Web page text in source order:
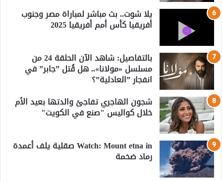
يلا شوت.. بث مباشر لمباراة مصر وجنوب
أفريقيا كأس أمم أفريقيا 2025
بالتفاصيل: شاهد الآن الحلقة 24 من
مسلسل «مولانا».. هل قُتل ”جابر” في
انفجار ”العادلية”؟
شجون الهاجري تفاجئ والدتها بعيد الأم
خلال كواليس "صنع في الكويت"
Watch: Mount etna in صقلية يلف أعمدة
رماد ضخمة